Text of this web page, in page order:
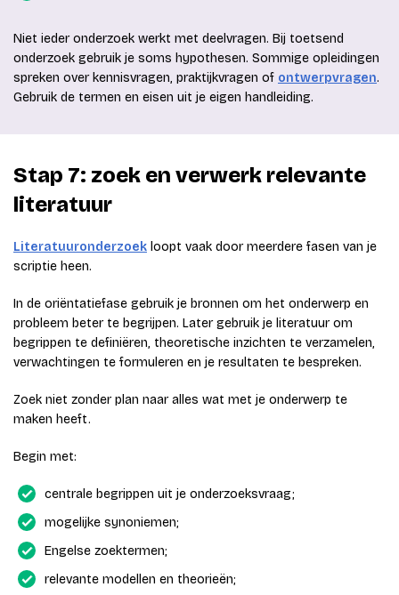
Niet ieder onderzoek werkt met deelvragen. Bij toetsend
onderzoek gebruik je soms hypothesen. Sommige opleidingen
spreken over kennisvragen, praktijkvragen of ontwerpvragen.
Gebruik de termen en eisen uit je eigen handleiding.
Stap 7: zoek en verwerk relevante
literatuur
Literatuuronderzoek loopt vaak door meerdere fasen van je
scriptie heen.
In de oriëntatiefase gebruik je bronnen om het onderwerp en
probleem beter te begrijpen. Later gebruik je literatuur om
begrippen te definiëren, theoretische inzichten te verzamelen,
verwachtingen te formuleren en je resultaten te bespreken.
Zoek niet zonder plan naar alles wat met je onderwerp te
maken heeft.
Begin met:
centrale begrippen uit je onderzoeksvraag;
mogelijke synoniemen;
Engelse zoektermen;
relevante modellen en theorieën;